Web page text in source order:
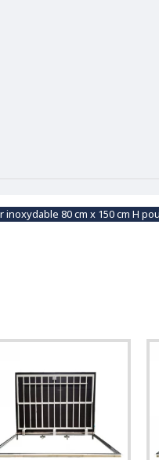
inoxydable 80 cm x 150 cm H